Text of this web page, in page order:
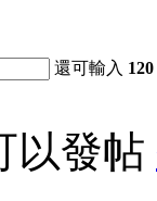
還可輸入 120
以發帖